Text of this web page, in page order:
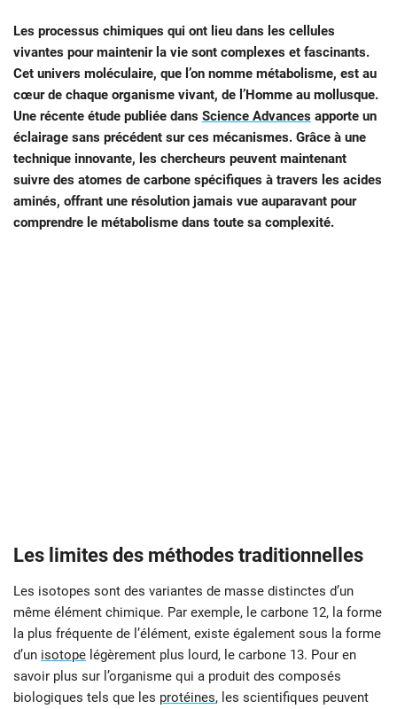
Les processus chimiques qui ont lieu dans les cellules
vivantes pour maintenir la vie sont complexes et fascinants.
Cet univers moléculaire, que l’on nomme métabolisme, est au
cœur de chaque organisme vivant, de l’Homme au mollusque.
Une récente étude publiée dans Science Advances apporte un
éclairage sans précédent sur ces mécanismes. Grâce à une
technique innovante, les chercheurs peuvent maintenant
suivre des atomes de carbone spécifiques à travers les acides
aminés, offrant une résolution jamais vue auparavant pour
comprendre le métabolisme dans toute sa complexité.
Les limites des méthodes traditionnelles
Les isotopes sont des variantes de masse distinctes d’un
même élément chimique. Par exemple, le carbone 12, la forme
la plus fréquente de l’élément, existe également sous la forme
d’un isotope légèrement plus lourd, le carbone 13. Pour en
savoir plus sur l’organisme qui a produit des composés
biologiques tels que les protéines, les scientifiques peuvent